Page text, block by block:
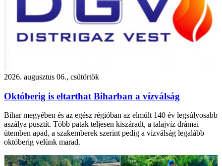
2026. augusztus 06., csütörtök
Októberig is eltarthat Biharban a vízválság
Bihar megyében és az egész régióban az elmúlt 140 év legsúlyosabb
aszálya pusztít. Több patak teljesen kiszáradt, a talajvíz drámai
ütemben apad, a szakemberek szerint pedig a vízválság legalább
októberig velünk marad.